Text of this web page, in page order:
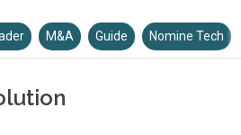
M&A Guide Nomine Tech